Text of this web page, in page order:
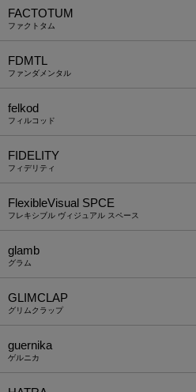
FACTOTUM
ファクトタム
FDMTL
ファンダメンタル
felkod
フィルコッド
FIDELITY
フィデリティ
FlexibleVisual SPCE
フレキシブル ヴィジュアル スペース
glamb
グラム
GLIMCLAP
グリムクラップ
guernika
ゲルニカ